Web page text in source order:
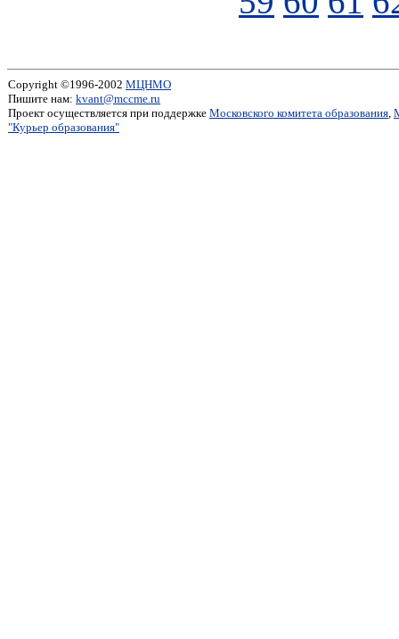
Copyright ©1996-2002 МЦНМО
Пишите нам: kvant@mccme.ru
Проект осуществляется при поддержке Московского комитета образования,
"Курьер образования"